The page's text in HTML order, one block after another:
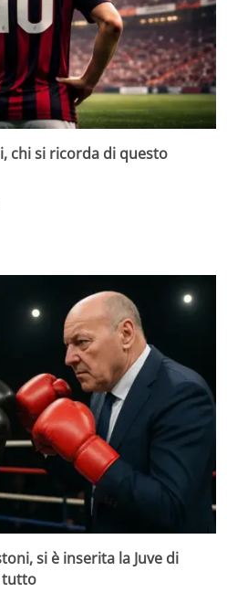
chi si ricorda di questo
si è inserita la Juve di
tutto